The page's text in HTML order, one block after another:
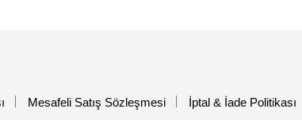
Mesafeli Satış Sözleşmesi İptal & İade Politikası